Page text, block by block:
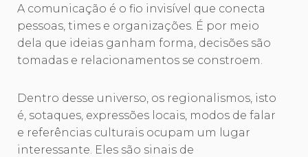
A comunicação é o fio invisível que conecta
pessoas, times e organizações. É por meio
dela que ideias ganham forma, decisões são
tomadas e relacionamentos se constroem.
Dentro desse universo, os regionalismos, isto
é, sotaques, expressões locais, modos de falar
e referências culturais ocupam um lugar
interessante. Eles são sinais de